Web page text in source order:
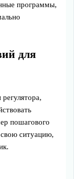
программы,
для
пошагового
ситуацию,